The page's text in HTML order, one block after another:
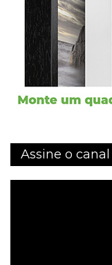
Assine o